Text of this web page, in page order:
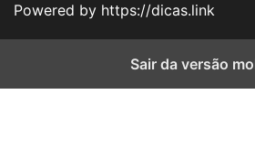
Powered by https://dicas.link
Sair da versão